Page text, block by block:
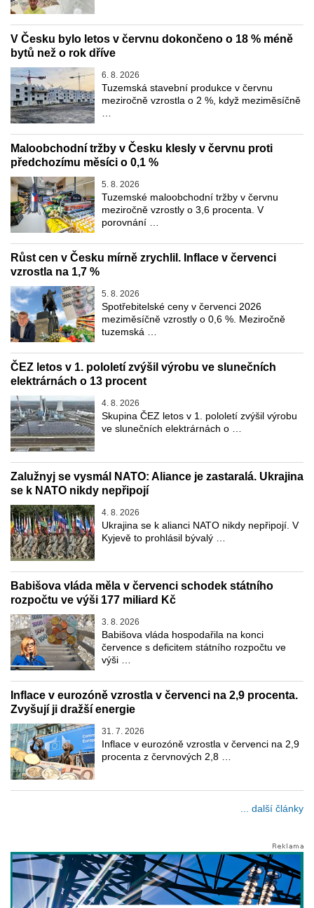
V Česku bylo letos v červnu dokončeno o 18 % méně
bytů než o rok dříve
6. 8. 2026
Tuzemská stavební produkce v červnu
meziročně vzrostla o 2 %, když meziměsíčně
Maloobchodní tržby v Česku klesly v červnu proti
předchozímu měsíci o 0,1 %
5. 8. 2026
Tuzemské maloobchodní tržby v červnu
meziročně vzrostly o 3,6 procenta. V
porovnání …
Růst cen v Česku mírně zrychlil. Inflace v červenci
vzrostla na 1,7 %
5. 8. 2026
Spotřebitelské ceny v červenci 2026
meziměsíčně vzrostly o 0,6 %. Meziročně
tuzemská …
ČEZ letos v 1. pololetí zvýšil výrobu ve slunečních
elektrárnách o 13 procent
4. 8. 2026
Skupina ČEZ letos v 1. pololetí zvýšil výrobu
ve slunečních elektrárnách o …
Zalužnyj se vysmál NATO: Aliance je zastaralá. Ukrajina
se k NATO nikdy nepřipojí
4. 8. 2026
Ukrajina se k alianci NATO nikdy nepřipojí. V
Kyjevě to prohlásil bývalý …
Babišova vláda měla v červenci schodek státního
rozpočtu ve výši 177 miliard Kč
3. 8. 2026
Babišova vláda hospodařila na konci
července s deficitem státního rozpočtu ve
výši …
Inflace v eurozóně vzrostla v červenci na 2,9 procenta.
Zvyšují ji dražší energie
31. 7. 2026
Inflace v eurozóně vzrostla v červenci na 2,9
procenta z červnových 2,8 …
... další články